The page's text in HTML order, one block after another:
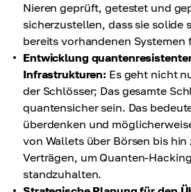
Nieren geprüft, getestet und
sicherzustellen, dass sie solide
bereits vorhandenen Systemen
Entwicklung
Infrastrukturen: Es geht nicht
der Schlösser; Das gesamte
quantensicher sein. Das
überdenken und
von Wallets über Börsen bis
Verträgen, um Quanten-
standzuhalten.